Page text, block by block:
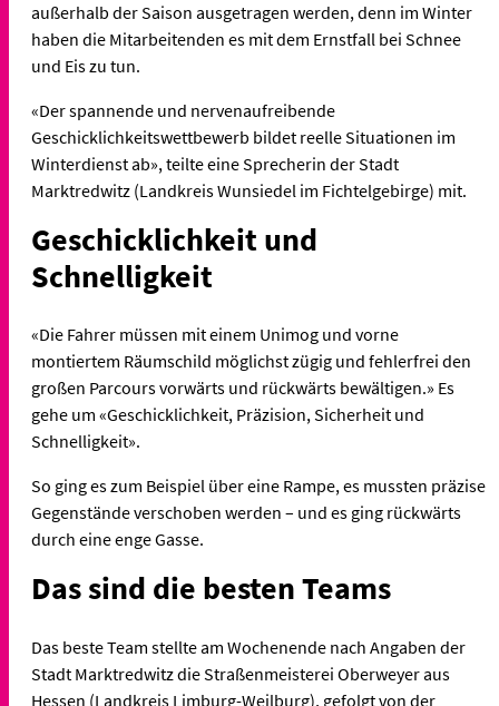
außerhalb der Saison ausgetragen werden, denn im Winter
haben die Mitarbeitenden es mit dem Ernstfall bei Schnee
und Eis zu tun.
«Der spannende und nervenaufreibende
Geschicklichkeitswettbewerb bildet reelle Situationen im
Winterdienst ab», teilte eine Sprecherin der Stadt
Marktredwitz (Landkreis Wunsiedel im Fichtelgebirge) mit.
Geschicklichkeit und
Schnelligkeit
«Die Fahrer müssen mit einem Unimog und vorne
montiertem Räumschild möglichst zügig und fehlerfrei den
großen Parcours vorwärts und rückwärts bewältigen.» Es
gehe um «Geschicklichkeit, Präzision, Sicherheit und
Schnelligkeit».
So ging es zum Beispiel über eine Rampe, es mussten präzise
Gegenstände verschoben werden – und es ging rückwärts
durch eine enge Gasse.
Das sind die besten Teams
Das beste Team stellte am Wochenende nach Angaben der
Stadt Marktredwitz die Straßenmeisterei Oberweyer aus
Hessen (Landkreis Limburg-Weilburg), gefolgt von der